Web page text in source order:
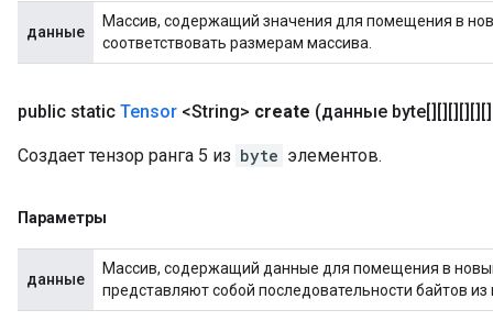
данные
Массив, содержащий значения для помещения в
соответствовать размерам массива.
public static Tensor <String> create (данные byte[][][][][][]
Создает тензор ранга 5 из byte элементов.
Параметры
данные
Массив, содержащий данные для помещения в
представляют собой последовательности байтов